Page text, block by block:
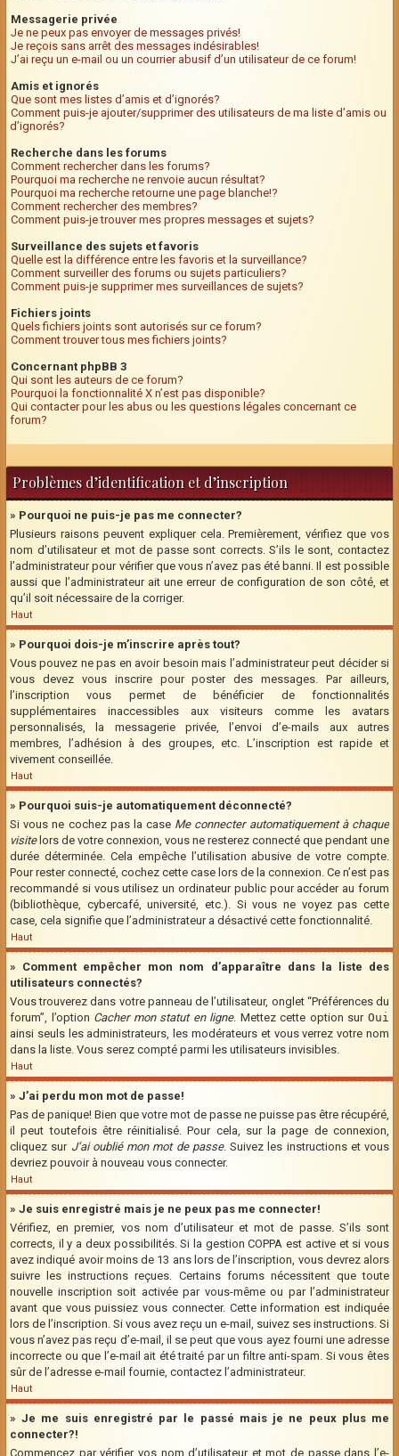
Messagerie privée
Je ne peux pas envoyer de messages privés!
Je reçois sans arrêt des messages indésirables!
J’ai reçu un e-mail ou un courrier abusif d’un utilisateur de ce forum!
Amis et ignorés
Que sont mes listes d’amis et d’ignorés?
Comment puis-je ajouter/supprimer des utilisateurs de ma liste d’amis ou
d’ignorés?
Recherche dans les forums
Comment rechercher dans les forums?
Pourquoi ma recherche ne renvoie aucun résultat?
Pourquoi ma recherche retourne une page blanche!?
Comment rechercher des membres?
Comment puis-je trouver mes propres messages et sujets?
Surveillance des sujets et favoris
Quelle est la différence entre les favoris et la surveillance?
Comment surveiller des forums ou sujets particuliers?
Comment puis-je supprimer mes surveillances de sujets?
Fichiers joints
Quels fichiers joints sont autorisés sur ce forum?
Comment trouver tous mes fichiers joints?
Concernant phpBB 3
Qui sont les auteurs de ce forum?
Pourquoi la fonctionnalité X n’est pas disponible?
Qui contacter pour les abus ou les questions légales concernant ce
forum?
Problèmes d’identification et d’inscription
» Pourquoi ne puis-je pas me connecter?
Plusieurs raisons peuvent expliquer cela. Premièrement, vérifiez que vos
nom d’utilisateur et mot de passe sont corrects. S’ils le sont, contactez
l’administrateur pour vérifier que vous n’avez pas été banni. Il est possible
aussi que l’administrateur ait une erreur de configuration de son côté, et
qu’il soit nécessaire de la corriger.
Haut
» Pourquoi dois-je m’inscrire après tout?
Vous pouvez ne pas en avoir besoin mais l’administrateur peut décider si
vous devez vous inscrire pour poster des messages. Par ailleurs,
l’inscription vous permet de bénéficier de fonctionnalités
supplémentaires inaccessibles aux visiteurs comme les avatars
personnalisés, la messagerie privée, l’envoi d’e-mails aux autres
membres, l’adhésion à des groupes, etc. L’inscription est rapide et
vivement conseillée.
Haut
» Pourquoi suis-je automatiquement déconnecté?
Si vous ne cochez pas la case Me connecter automatiquement à chaque
visitelors de votre connexion, vous ne resterez connecté que pendant une
durée déterminée. Cela empêche l’utilisation abusive de votre compte.
Pour rester connecté, cochez cette case lors de la connexion. Ce n’est pas
recommandé si vous utilisez un ordinateur public pour accéder au forum
(bibliothèque, cybercafé, université, etc.). Si vous ne voyez pas cette
case, cela signifie que l’administrateur a désactivé cette fonctionnalité.
Haut
» Comment empêcher mon nom d’apparaître dans la liste des
utilisateurs connectés?
Vous trouverez dans votre panneau de l’utilisateur, onglet “Préférences du
forum”, l’option Cacher mon statut en ligne. Mettez cette option surOui
ainsi seuls les administrateurs, les modérateurs et vous verrez votre nom
dans la liste. Vous serez compté parmi les utilisateurs invisibles.
Haut
» J’ai perdu mon mot de passe!
Pas de panique! Bien que votre mot de passe ne puisse pas être récupéré,
il peut toutefois être réinitialisé. Pour cela, sur la page de connexion,
cliquez sur J’ai oublié mon mot de passe. Suivez les instructions et vous
devriez pouvoir à nouveau vous connecter.
Haut
» Je suis enregistré mais je ne peux pas me connecter!
Vérifiez, en premier, vos nom d’utilisateur et mot de passe. S’ils sont
corrects, il y a deux possibilités. Si la gestion COPPA est active et si vous
avez indiqué avoir moins de 13 ans lors de l’inscription, vous devrez alors
suivre les instructions reçues. Certains forums nécessitent que toute
nouvelle inscription soit activée par vous-même ou par l’administrateur
avant que vous puissiez vous connecter. Cette information est indiquée
lors de l’inscription. Si vous avez reçu un e-mail, suivez ses instructions. Si
vous n’avez pas reçu d’e-mail, il se peut que vous ayez fourni une adresse
incorrecte ou que l’e-mail ait été traité par un filtre anti-spam. Si vous êtes
sûr de l’adresse e-mail fournie, contactez l’administrateur.
Haut
» Je me suis enregistré par le passé mais je ne peux plus me
connecter?!
Commencez par vérifier vos nom d’utilisateur et mot de passe dans l’e-